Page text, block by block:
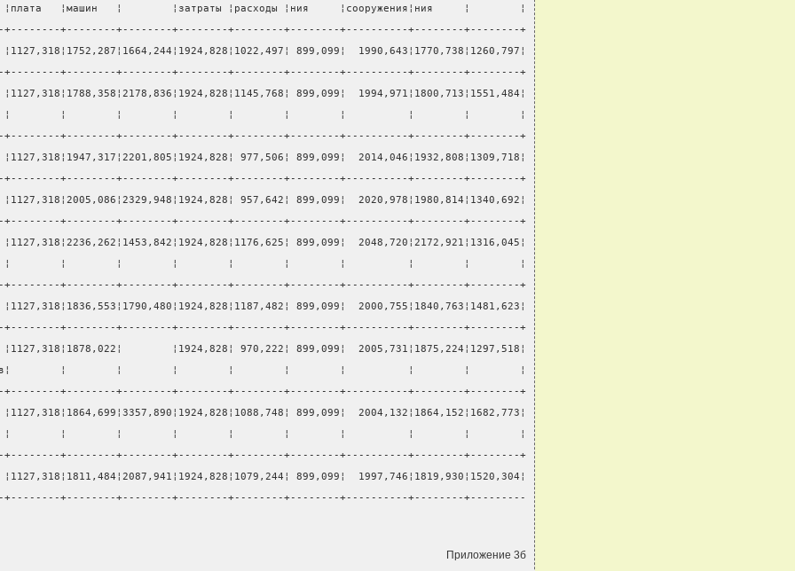
¦машин   ¦        ¦затраты ¦расходы ¦ния     ¦сооружения¦ния     ¦        ¦
+--------+--------+--------+--------+--------+----------+--------+--------+
899,099¦  1990,643¦1770,738¦1260,797¦
+--------+--------+--------+--------+--------+----------+--------+--------+
899,099¦  1994,971¦1800,713¦1551,484¦
¦        ¦        ¦        ¦        ¦        ¦        ¦          ¦        ¦        ¦
+--------+--------+--------+--------+--------+----------+--------+--------+
977,506¦ 899,099¦  2014,046¦1932,808¦1309,718¦
+--------+--------+--------+--------+--------+----------+--------+--------+
957,642¦ 899,099¦  2020,978¦1980,814¦1340,692¦
+--------+--------+--------+--------+--------+----------+--------+--------+
899,099¦  2048,720¦2172,921¦1316,045¦
¦        ¦        ¦        ¦        ¦        ¦        ¦          ¦        ¦        ¦
+--------+--------+--------+--------+--------+----------+--------+--------+
899,099¦  2000,755¦1840,763¦1481,623¦
+--------+--------+--------+--------+--------+----------+--------+--------+
¦1924,828¦ 970,222¦ 899,099¦  2005,731¦1875,224¦1297,518¦
¦        ¦        ¦        ¦        ¦        ¦          ¦        ¦        ¦
+--------+--------+--------+--------+--------+----------+--------+--------+
899,099¦  2004,132¦1864,152¦1682,773¦
¦        ¦        ¦        ¦        ¦        ¦        ¦          ¦        ¦        ¦
+--------+--------+--------+--------+--------+----------+--------+--------+
899,099¦  1997,746¦1819,930¦1520,304¦
+--------+--------+--------+--------+--------+----------+--------+---------
Приложение 3б